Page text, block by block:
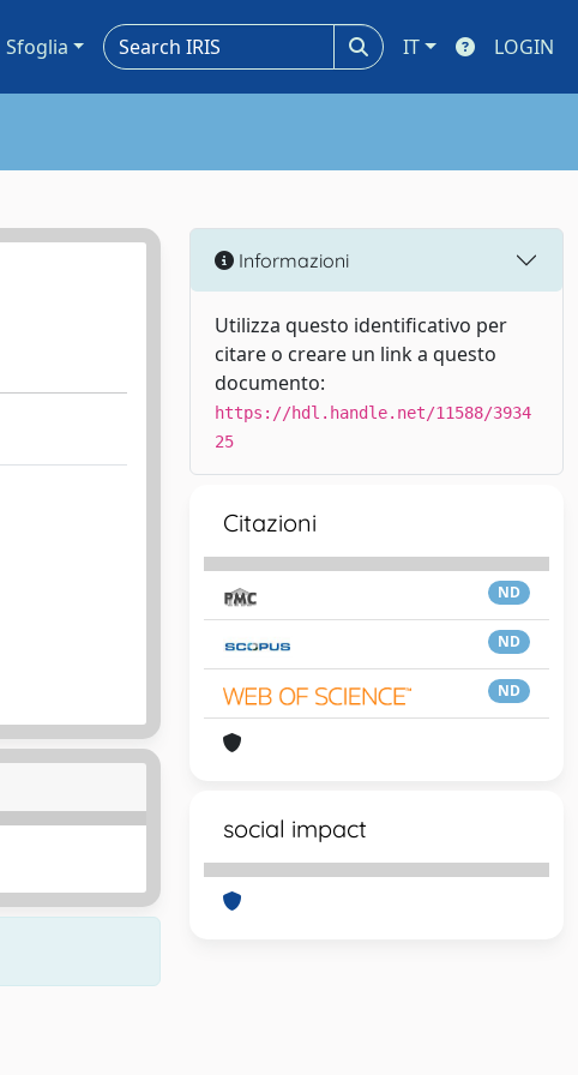
Sfoglia IT LOGIN
Informazioni
Utilizza questo identificativo per
citare o creare un link a questo
documento:
https://hdl.handle.net/11588/3934
25
Citazioni
ND
ND
ND
social impact